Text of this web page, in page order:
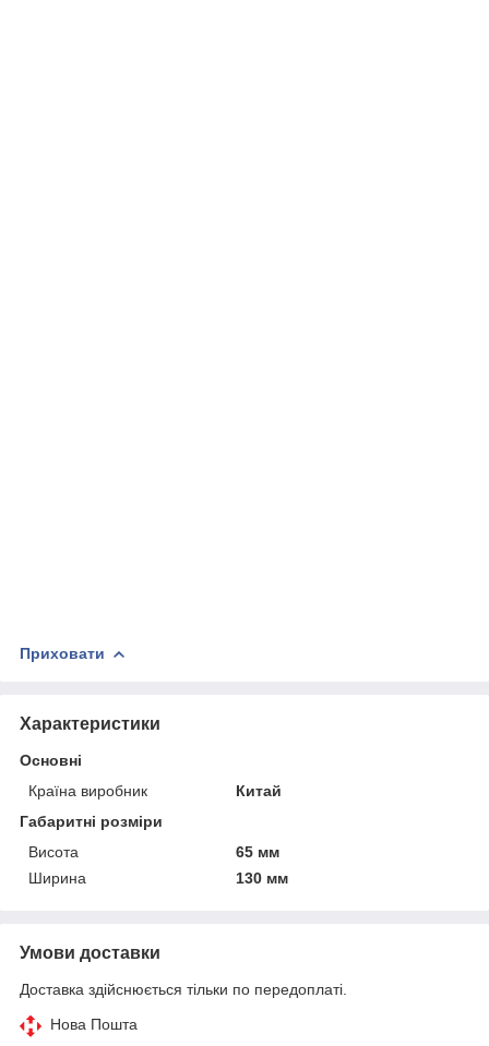
Приховати
Характеристики
Основні
Країна виробник
Китай
Габаритні розміри
Висота
65 мм
Ширина
130 мм
Умови доставки
Доставка здійснюється тільки по передоплаті.
Нова Пошта